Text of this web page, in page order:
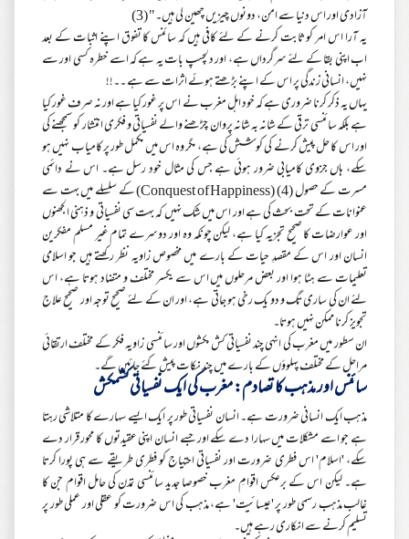
آزادی اور اس دنیا سے امن، دونوں چیزیں چھین لی ہیں۔" (3)
یہ آرا اس امر کو ثابت کرنے کے لئے کافی ہیں کہ سائنس کا تفوق اپنے اثبات کے بعد
اب اپنی بقا کے لئے سرگرداں ہے، اور دلچسپ بات یہ ہے کہ اسے خطرہ کسی اور سے
نہیں، انسانی زندگی پر اس کے اپنے بڑھتے ہوئے اثرات سے ہے ۔۔!!
یہاں یہ ذکر کرنا ضروری ہے کہ خود اہل مغرب نے اس پر غور کیا ہے اور نہ صرف غور کیا
ہے بلکہ سائنسی ترقی کے شانہ بہ شانہ پروان چڑھنے والے نفسیاتی و فکری انتشار کو سمجھنے کی
اور اس کا حل پیش کرنے کی کوشش کی ہے، مگر وہ اس میں مکمل طور پر کامیاب نہیں ہو
سکے، ہاں جزوی کامیابی ضرور ہوئی ہے جس کی مثال خود رسل ہے۔ اس نے دائمی
مسرت کے حصول (4) (Conquest of Happiness) کے سلسلے میں بہت سے
عنوانات کے تحت بحث کی ہے اور اس میں شک نہیں کہ بہت سی نفسیاتی و ذہنی الجھنوں
اور عوارضات کا صحیح تجزیہ کیا ہے، لیکن چونکہ وہ اور دوسرے تمام غیر مسلم مفکرین
انسان اور اس کے مقصدِ حیات کے بارے میں مخصوص زاویہ نظر رکھتے ہیں جو اسلامی
تعلیمات سے ہٹا ہوا اور بعض مرحلوں میں اس سے یکسر مختلف و متضاد ہوتا ہے، اس
لئے ان کی ساری تگ و دو یک رخی ہو جاتی ہے، اور ان کے لئے صحیح توجہ اور صحیح علاج
تجویز کرنا ممکن نہیں ہوتا۔
ان سطور میں مغرب کی انہی چند نفسیاتی کش مکشوں اور سائنسی زاویہ فکر کے مختلف ارتقائی
مراحل کے مختلف پہلوؤں کے بارے میں چند نکات پیش کئے جائیں گے۔
سائنس اور مذہب کا تصادم: مغرب کی ایک نفسیاتی کشمکش
مذہب ایک انسانی ضرورت ہے۔ انسان نفسیاتی طور پر ایک ایسے سہارے کا متلاشی رہتا
ہے جو اسے مشکلات میں سہارا دے سکے اور جسے انسان اپنی عقیدتوں کا محور قرار دے
سکے، 'اسلام' اس فطری ضرورت اور نفسیاتی احتیاج کو فطری طریقے سے ہی پورا کرتا
ہے۔ لیکن اس کے برعکس اقوامِ مغرب خصوصا جدید سائنسی تمدن کی حامل اقوام جن کا
غالب مذہب رسمی طور پر 'عیسائیت' ہے، مذہب کی اس ضرورت کو عقلی اور عملی طور پر
تسلیم کرنے سے انکاری رہے ہیں۔